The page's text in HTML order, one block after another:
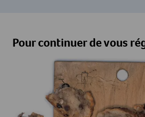
Pour continuer de vous